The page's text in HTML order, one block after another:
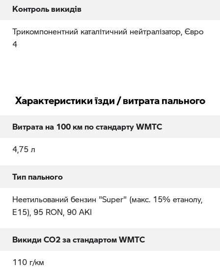
Контроль викидів
Трикомпонентний каталітичний нейтралізатор, Євро
4
Характеристики їзди / витрата пального
Витрата на 100 км по стандарту WMTC
4,75 л
Тип пального
Неетильований бензин "Super" (макс. 15% етанолу,
E15), 95 RON, 90 AKI
Викиди CO2 за стандартом WMTC
110 г/км